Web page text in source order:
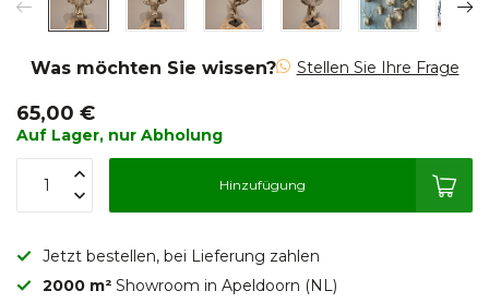
Was möchten Sie wissen? Stellen Sie Ihre Frage
65,00 €
Auf Lager, nur Abholung
Hinzufügung
Jetzt bestellen, bei Lieferung zahlen
2000 m² Showroom in Apeldoorn (NL)